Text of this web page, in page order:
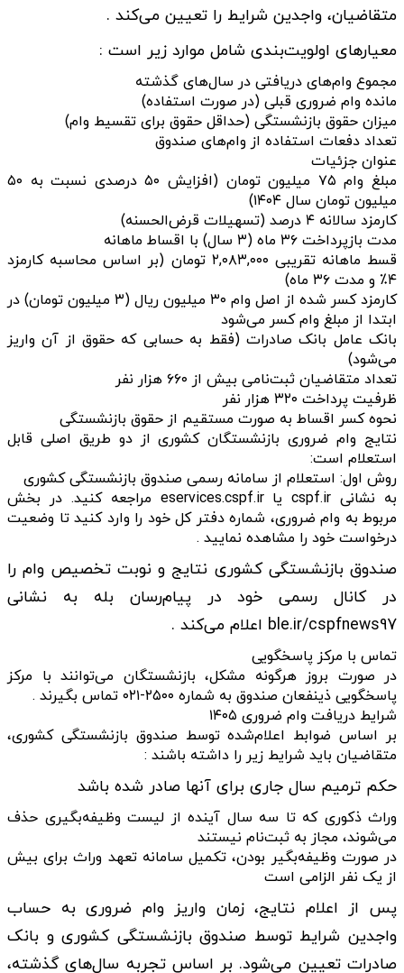
متقاضیان، واجدین شرایط را تعیین می‌کند .
معیارهای اولویت‌بندی شامل موارد زیر است :
مجموع وام‌های دریافتی در سال‌های گذشته
مانده وام ضروری قبلی (در صورت استفاده)
میزان حقوق بازنشستگی (حداقل حقوق برای تقسیط وام)
تعداد دفعات استفاده از وام‌های صندوق
عنوان جزئیات
مبلغ وام ۷۵ میلیون تومان (افزایش ۵۰ درصدی نسبت به ۵۰
میلیون تومان سال ۱۴۰۴)
کارمزد سالانه ۴ درصد (تسهیلات قرض‌الحسنه)
مدت بازپرداخت ۳۶ ماه (۳ سال) با اقساط ماهانه
قسط ماهانه تقریبی ۲,۰۸۳,۰۰۰ تومان (بر اساس محاسبه کارمزد
۴٪ و مدت ۳۶ ماه)
کارمزد کسر شده از اصل وام ۳۰ میلیون ریال (۳ میلیون تومان) در
ابتدا از مبلغ وام کسر می‌شود
بانک عامل بانک صادرات (فقط به حسابی که حقوق از آن واریز
می‌شود)
تعداد متقاضیان ثبت‌نامی بیش از ۶۶۰ هزار نفر
ظرفیت پرداخت ۳۲۰ هزار نفر
نحوه کسر اقساط به صورت مستقیم از حقوق بازنشستگی
نتایج وام ضروری بازنشستگان کشوری از دو طریق اصلی قابل
استعلام است:
روش اول: استعلام از سامانه رسمی صندوق بازنشستگی کشوری
به نشانی cspf.ir یا eservices.cspf.ir مراجعه کنید. در بخش
مربوط به وام ضروری، شماره دفتر کل خود را وارد کنید تا وضعیت
درخواست خود را مشاهده نمایید .
صندوق بازنشستگی کشوری نتایج و نوبت تخصیص وام را
در کانال رسمی خود در پیام‌رسان بله به نشانی
ble.ir/cspfnews97 اعلام می‌کند .
تماس با مرکز پاسخگویی
در صورت بروز هرگونه مشکل، بازنشستگان می‌توانند با مرکز
پاسخگویی ذینفعان صندوق به شماره ۲۵۰۰-۰۲۱ تماس بگیرند .
شرایط دریافت وام ضروری ۱۴۰۵
بر اساس ضوابط اعلام‌شده توسط صندوق بازنشستگی کشوری،
متقاضیان باید شرایط زیر را داشته باشند :
حکم ترمیم سال جاری برای آنها صادر شده باشد
وراث ذکوری که تا سه سال آینده از لیست وظیفه‌بگیری حذف
می‌شوند، مجاز به ثبت‌نام نیستند
در صورت وظیفه‌بگیر بودن، تکمیل سامانه تعهد وراث برای بیش
از یک نفر الزامی است
پس از اعلام نتایج، زمان واریز وام ضروری به حساب
واجدین شرایط توسط صندوق بازنشستگی کشوری و بانک
صادرات تعیین می‌شود. بر اساس تجربه سال‌های گذشته،